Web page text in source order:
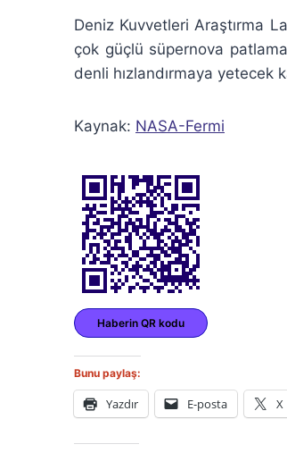
Deniz Kuvvetleri Araştırma
çok güçlü süpernova
denli hızlandırmaya yetecek
Kaynak: NASA-Fermi
Haberin QR kodu
Bunu paylaş:
Yazdır E-posta X